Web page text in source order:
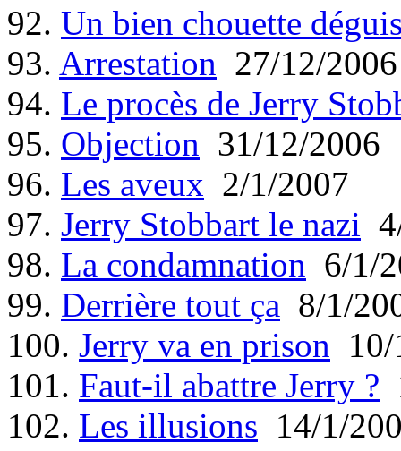
92. Un bien chouette
93. Arrestation 27/12/2006
94. Le procès de Jerry
95. Objection 31/12/2006
96. Les aveux 2/1/2007
97. Jerry Stobbart le nazi
98. La condamnation 6/1/
99. Derrière tout ça 8/1/
100. Jerry va en prison
101. Faut-il abattre Jerry ?
102. Les illusions 14/1/